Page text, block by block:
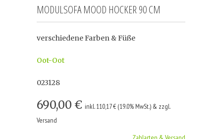
MODULSOFA MOOD HOCKER 90 CM
verschiedene Farben & Füße
Oot-Oot
023128
690,00 € inkl. 110,17 € (19.0% MwSt.) & zzgl.
Versand